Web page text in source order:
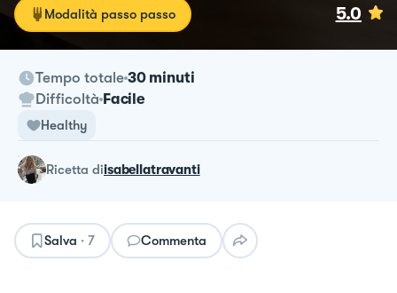
Modalità passo passo 5.0
Tempo totale 30 minuti
Difficoltà Facile
Healthy
ricetta diisabellatravanti
Salva · 7 Commenta